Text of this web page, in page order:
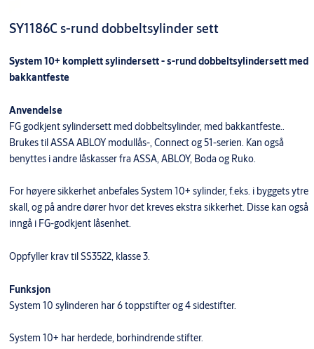
SY1186C s-rund dobbeltsylinder sett
System 10+ komplett sylindersett - s-rund dobbeltsylindersett med
bakkantfeste
Anvendelse
FG godkjent sylindersett med dobbeltsylinder, med bakkantfeste..
Brukes til ASSA ABLOY modullås-, Connect og 51-serien. Kan også
benyttes i andre låskasser fra ASSA, ABLOY, Boda og Ruko.
For høyere sikkerhet anbefales System 10+ sylinder, f.eks. i byggets ytre
skall, og på andre dører hvor det kreves ekstra sikkerhet. Disse kan også
inngå i FG-godkjent låsenhet.
Oppfyller krav til SS3522, klasse 3.
Funksjon
System 10 sylinderen har 6 toppstifter og 4 sidestifter.
System 10+ har herdede, borhindrende stifter.